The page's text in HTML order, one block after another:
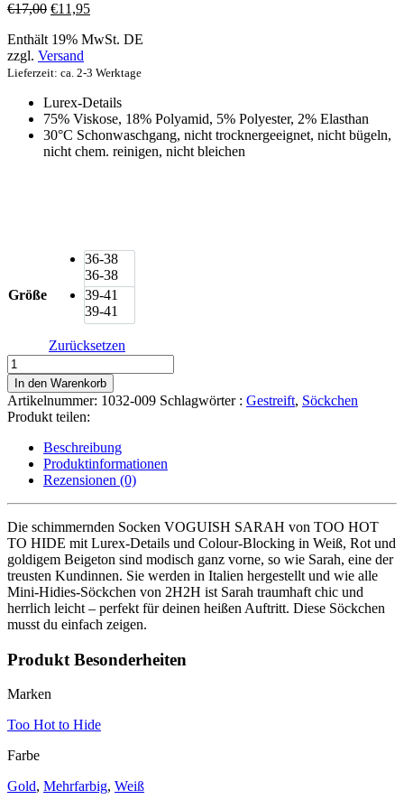
€17,00 Ursprünglicher
war:
€17,00
€11,95Aktueller
ist:
Enthält 19% MwSt. DE
zzgl. Versand
Lieferzeit: ca. 2-3 Werktage
Lurex-Details
75% Viskose, 18% Polyamid, 5% Polyester, 2% Elasthan
30°C Schonwaschgang, nicht trocknergeeignet, nicht bügeln,
nicht chem. reinigen, nicht bleichen
Größe
36-38
36-38
39-41
39-41
Zurücksetzen
Too
Hot
To
Hide
Socken
“Voguish
Sarah”
Colour-
Blocking
Menge
In den Warenkorb
Artikelnummer: 1032-009 Schlagwörter : Gestreift, Söckchen
Produkt teilen:
Beschreibung
Produktinformationen
Rezensionen (0)
Die schimmernden Socken VOGUISH SARAH von TOO HOT
TO HIDE mit Lurex-Details und Colour-Blocking in Weiß, Rot und
goldigem Beigeton sind modisch ganz vorne, so wie Sarah, eine der
treusten Kundinnen. Sie werden in Italien hergestellt und wie alle
Mini-Hidies-Söckchen von 2H2H ist Sarah traumhaft chic und
herrlich leicht – perfekt für deinen heißen Auftritt. Diese Söckchen
musst du einfach zeigen.
Produkt Besonderheiten
Marken
Too Hot to Hide
Farbe
Gold, Mehrfarbig, Weiß